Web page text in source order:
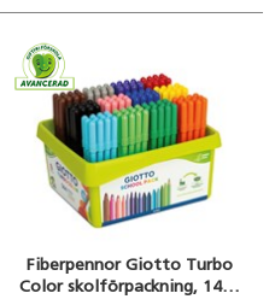
Fiberpennor Giotto Turbo
Color skolförpackning, 144-